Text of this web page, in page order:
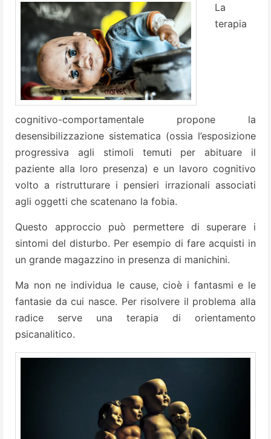
La
terapia
cognitivo-comportamentale propone la
desensibilizzazione sistematica (ossia l’esposizione
progressiva agli stimoli temuti per abituare il
paziente alla loro presenza) e un lavoro cognitivo
volto a ristrutturare i pensieri irrazionali associati
agli oggetti che scatenano la fobia.
Questo approccio può permettere di superare i
sintomi del disturbo. Per esempio di fare acquisti in
un grande magazzino in presenza di manichini.
Ma non ne individua le cause, cioè i fantasmi e le
fantasie da cui nasce. Per risolvere il problema alla
radice serve una terapia di orientamento
psicanalitico.